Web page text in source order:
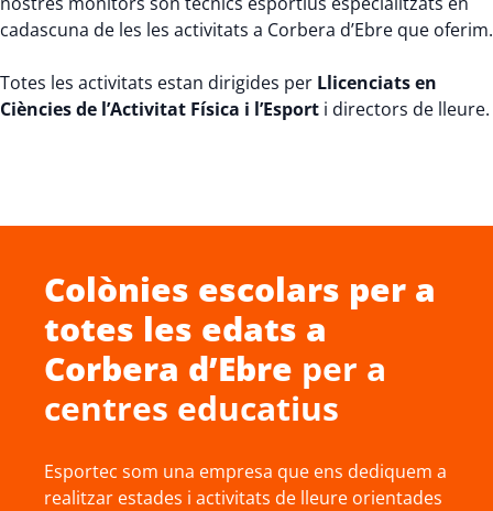
cadascuna de les les activitats a Corbera d’Ebre que oferim.
Totes les activitats estan dirigides per Llicenciats en
Ciències de l’Activitat Física i l’Esport i directors de lleure.
Colònies escolars per a
totes les edats a
Corbera d’Ebre per a
centres educatius
Esportec som una empresa que ens dediquem a
realitzar estades i activitats de lleure orientades